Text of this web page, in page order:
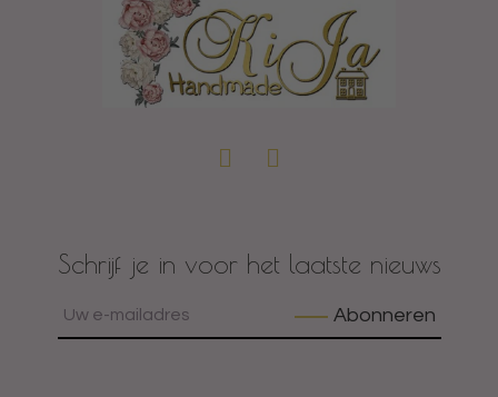
Schrijf je in voor het laatste nieuws
Abonneren